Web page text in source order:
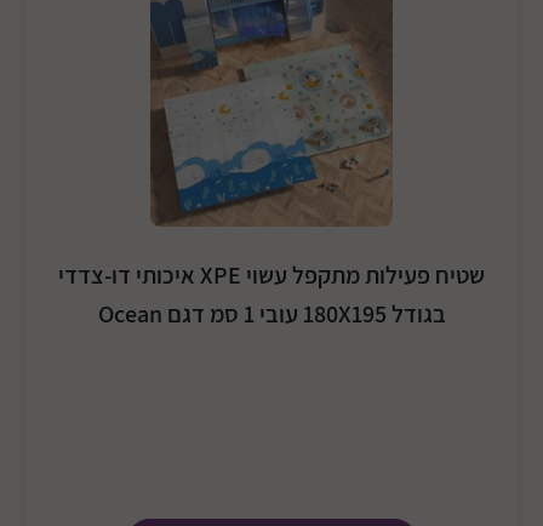
שטיח פעילות מתקפל עשוי XPE איכותי דו-צדדי
בגודל 180X195 עובי 1 סמ דגם Ocean